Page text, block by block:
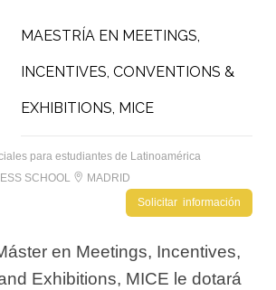
MAESTRÍA EN MEETINGS,
INCENTIVES, CONVENTIONS &
EXHIBITIONS, MICE
para estudiantes de Latinoamérica
SCHOOL
MADRID
Solicitar información
en Meetings, Incentives,
Exhibitions, MICE le dotará